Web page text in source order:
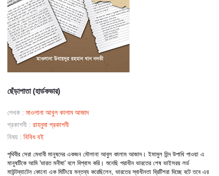
ছেঁড়াপাতা (হার্ডকভার)
লেখক : মাওলানা আবুল কালাম আজাদ
প্রকাশনী : রাহনুমা প্রকাশনী
বিষয় : বিবিধ বই
পৃথিবীর সেরা মেধাবী মানুষদের একজন মৌলানা আবুল কালাম আজাদ। ইমামুল হিন্দ উপাধি পাওয়া এ
মানুষটিকে আমি 'ভারত মনীষা' বলে বিশ্বাস করি। শুনেছি পরাধীন ভারতের শেষ ভাইসরয় লর্ড
মাউন্টব্যাটেন কোনো এক মিটিংয়ে মন্তব্য করেছিলেন, ভারতের স্বাধীনতা ব্রিটিশরা দিচ্ছে বটে তবে এর